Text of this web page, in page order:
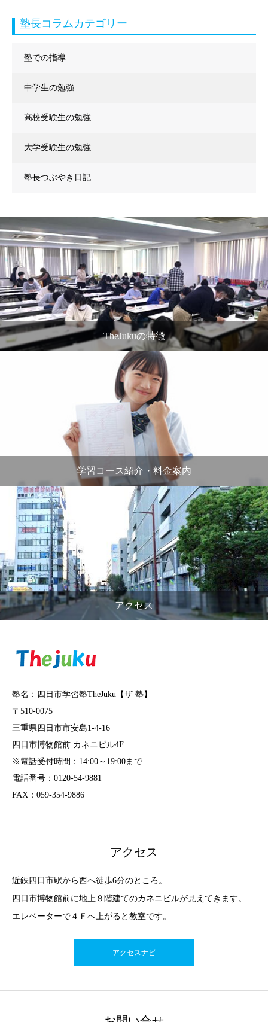
塾長コラムカテゴリー
塾での指導
中学生の勉強
高校受験生の勉強
大学受験生の勉強
塾長つぶやき日記
TheJukuの特徴
学習コース紹介・料金案内
アクセス
塾名：四日市学習塾TheJuku【ザ 塾】
〒510-0075
三重県四日市市安島1-4-16
四日市博物館前 カネニビル4F
※電話受付時間：14:00～19:00まで
電話番号：0120-54-9881
FAX：059-354-9886
アクセス
近鉄四日市駅から西へ徒歩6分のところ。
四日市博物館前に地上８階建てのカネニビルが見えてきます。
エレベーターで４Ｆへ上がると教室です。
アクセスナビ